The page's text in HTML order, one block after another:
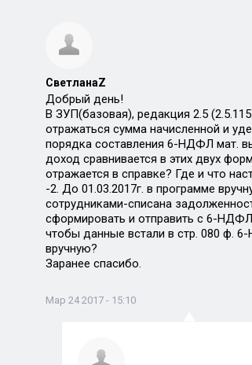
СветланаZ
Добрый день!
В ЗУП(базовая), редакция 2.5
отражаться сумма начисленной и
порядка составления 6-НДФЛ мат.
доход сравнивается в этих двух
отражается в справке? Где и что
-2. До 01.03.2017г. в программе
сотрудниками-списана
сформировать и отправить с 6-
чтобы данные встали в стр. 080 ф.
вручную?
Заранее спасибо.
Мар 24 2017 - 15:10